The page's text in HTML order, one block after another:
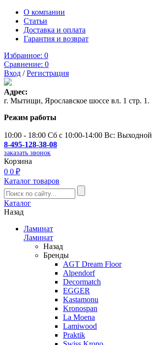
О компании
Статьи
Доставка и оплата
Гарантия и возврат
Избранное: 0
Сравнение: 0
Вход /Регистрация
Адрес:
г. Мытищи, Ярославское шоссе вл. 1 стр. 1.
Режим работы
10:00 - 18:00 Сб с 10:00-14:00 Вс: Выходной
8-495-128-38-08
заказать звонок
Корзина
0 0 ₽
Каталог товаров
Каталог
Назад
Ламинат
Ламинат
Назад
Бренды
AGT Dream Floor
Alpendorf
Decormatch
EGGER
Kastamonu
Kronospan
La Moena
Lamiwood
Praktik